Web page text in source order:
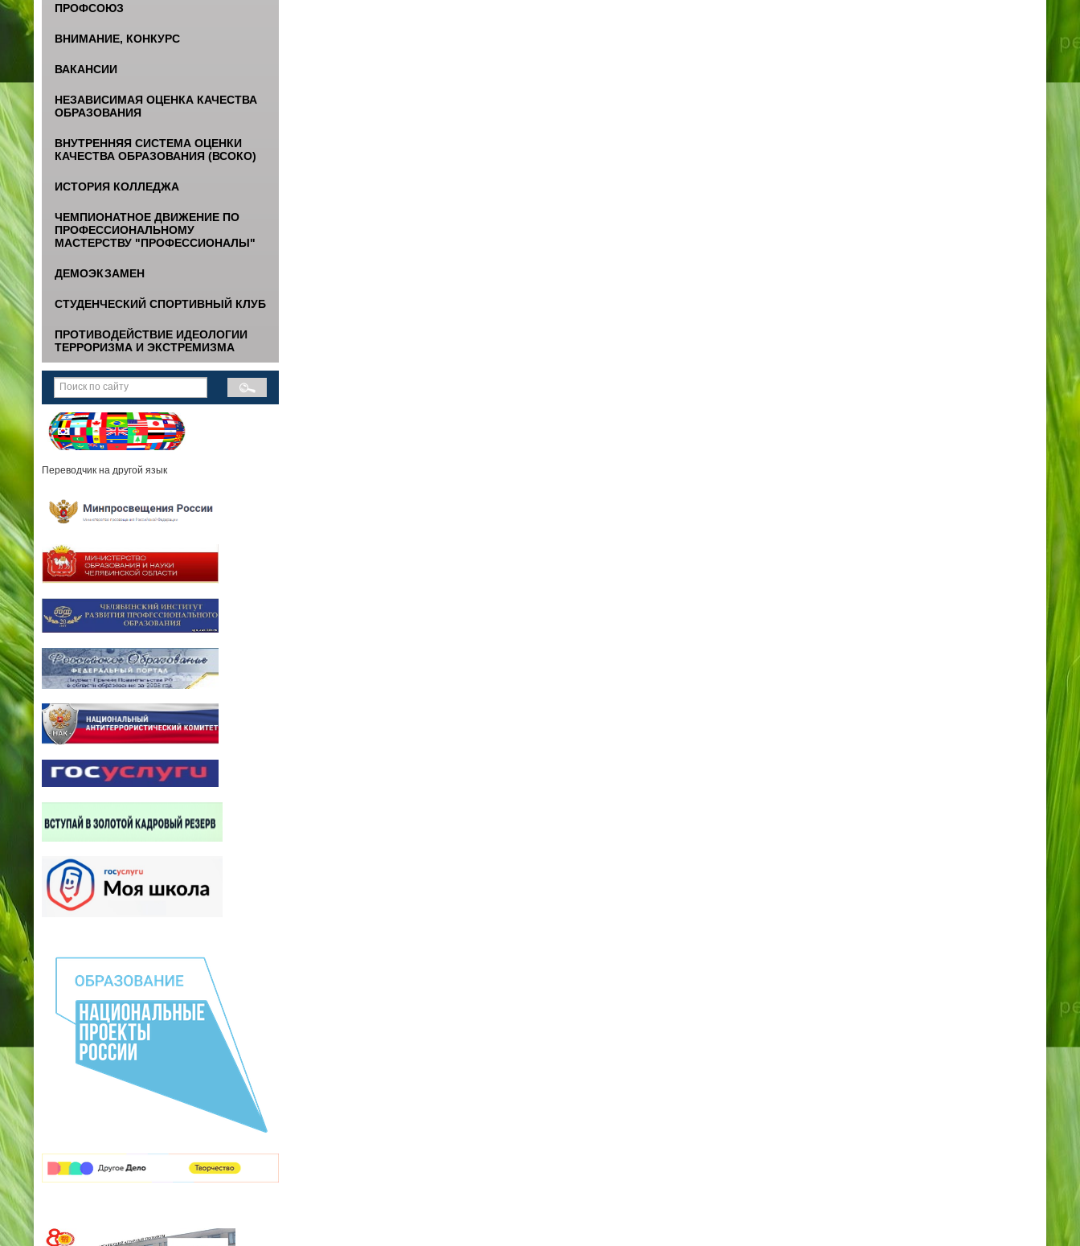
ПРОФСОЮЗ
ВНИМАНИЕ, КОНКУРС
ВАКАНСИИ
НЕЗАВИСИМАЯ ОЦЕНКА КАЧЕСТВА
ОБРАЗОВАНИЯ
ВНУТРЕННЯЯ СИСТЕМА ОЦЕНКИ
КАЧЕСТВА ОБРАЗОВАНИЯ (ВСОКО)
ИСТОРИЯ КОЛЛЕДЖА
ЧЕМПИОНАТНОЕ ДВИЖЕНИЕ ПО
ПРОФЕССИОНАЛЬНОМУ
МАСТЕРСТВУ "ПРОФЕССИОНАЛЫ"
ДЕМОЭКЗАМЕН
СТУДЕНЧЕСКИЙ СПОРТИВНЫЙ КЛУБ
ПРОТИВОДЕЙСТВИЕ ИДЕОЛОГИИ
ТЕРРОРИЗМА И ЭКСТРЕМИЗМА
Переводчик на другой язык